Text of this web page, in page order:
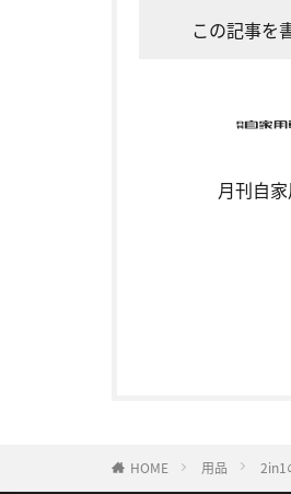
この記事を
月刊自
HOME 用品 2in1